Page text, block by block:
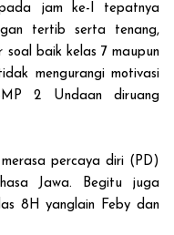
jam ke-I tepatnya
tertib serta tenang,
baik kelas 7 maupun
mengurangi motivasi
2 Undaan diruang
percaya diri (PD)
Jawa. Begitu juga
8H yanglain Feby dan